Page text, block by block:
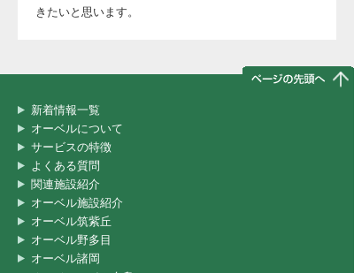
きたいと思います。
新着情報一覧
オーベルについて
サービスの特徴
よくある質問
関連施設紹介
オーベル施設紹介
オーベル筑紫丘
オーベル野多目
オーベル諸岡